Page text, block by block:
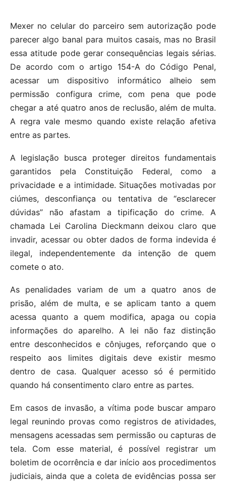
Mexer no celular do parceiro sem autorização pode
parecer algo banal para muitos casais, mas no Brasil
essa atitude pode gerar consequências legais sérias.
De acordo com o artigo 154-A do Código Penal,
acessar um dispositivo informático alheio sem
permissão configura crime, com pena que pode
chegar a até quatro anos de reclusão, além de multa.
A regra vale mesmo quando existe relação afetiva
entre as partes.
A legislação busca proteger direitos fundamentais
garantidos pela Constituição Federal, como a
privacidade e a intimidade. Situações motivadas por
ciúmes, desconfiança ou tentativa de “esclarecer
dúvidas” não afastam a tipificação do crime. A
chamada Lei Carolina Dieckmann deixou claro que
invadir, acessar ou obter dados de forma indevida é
ilegal, independentemente da intenção de quem
comete o ato.
As penalidades variam de um a quatro anos de
prisão, além de multa, e se aplicam tanto a quem
acessa quanto a quem modifica, apaga ou copia
informações do aparelho. A lei não faz distinção
entre desconhecidos e cônjuges, reforçando que o
respeito aos limites digitais deve existir mesmo
dentro de casa. Qualquer acesso só é permitido
quando há consentimento claro entre as partes.
Em casos de invasão, a vítima pode buscar amparo
legal reunindo provas como registros de atividades,
mensagens acessadas sem permissão ou capturas de
tela. Com esse material, é possível registrar um
boletim de ocorrência e dar início aos procedimentos
judiciais, ainda que a coleta de evidências possa ser